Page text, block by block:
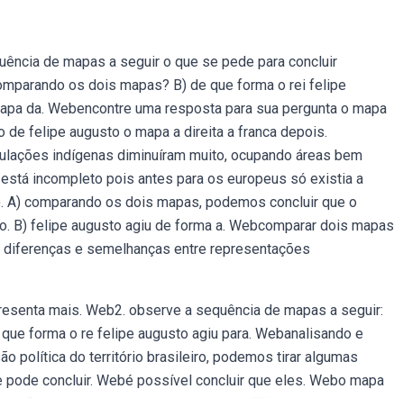
de mapas a seguir o que se pede para concluir
os dois mapas? B) de que forma o rei felipe
da. Webencontre uma resposta para sua pergunta o mapa
felipe augusto o mapa a direita a franca depois.
indígenas diminuíram muito, ocupando áreas bem
incompleto pois antes para os europeus só existia a
comparando os dois mapas, podemos concluir que o
B) felipe augusto agiu de forma a. Webcomparar dois mapas
e semelhanças entre representações
mais. Web2. observe a sequência de mapas a seguir:
forma o re felipe augusto agiu para. Webanalisando e
política do território brasileiro, podemos tirar algumas
concluir. Webé possível concluir que eles. Webo mapa